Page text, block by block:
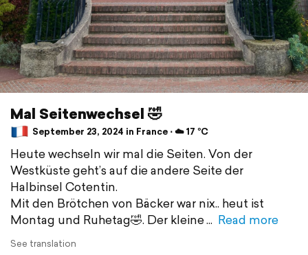
Mal Seitenwechsel 🤣
September 23, 2024 in France ⋅ ☁️ 17 °C
Heute wechseln wir mal die Seiten. Von der
Westküste geht’s auf die andere Seite der
Halbinsel Cotentin.
Mit den Brötchen von Bäcker war nix.. heut ist
Montag und Ruhetag🤣. Der kleine
Read more
See translation